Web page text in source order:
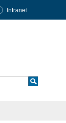
Intranet